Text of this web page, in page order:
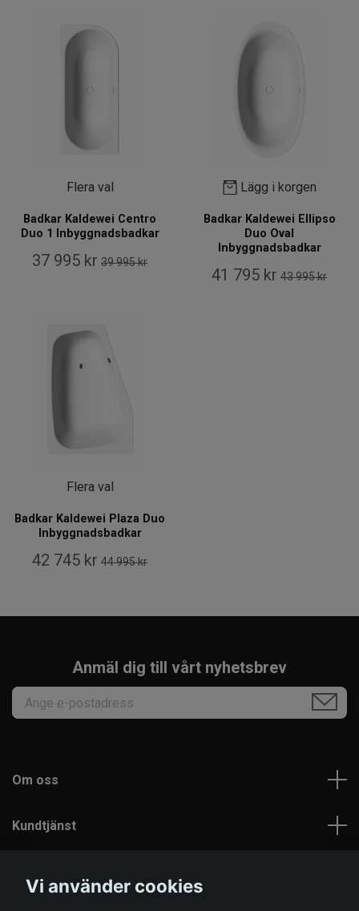
Flera val
Badkar Kaldewei Centro
Duo 1 Inbyggnadsbadkar
37 995 kr 39 995 kr
Lägg i korgen
Badkar Kaldewei Ellipso
Duo Oval
Inbyggnadsbadkar
41 795 kr 43 995 kr
Flera val
Badkar Kaldewei Plaza Duo
Inbyggnadsbadkar
42 745 kr 44 995 kr
Anmäl dig till vårt nyhetsbrev
Om oss
Kundtjänst
Vi använder cookies